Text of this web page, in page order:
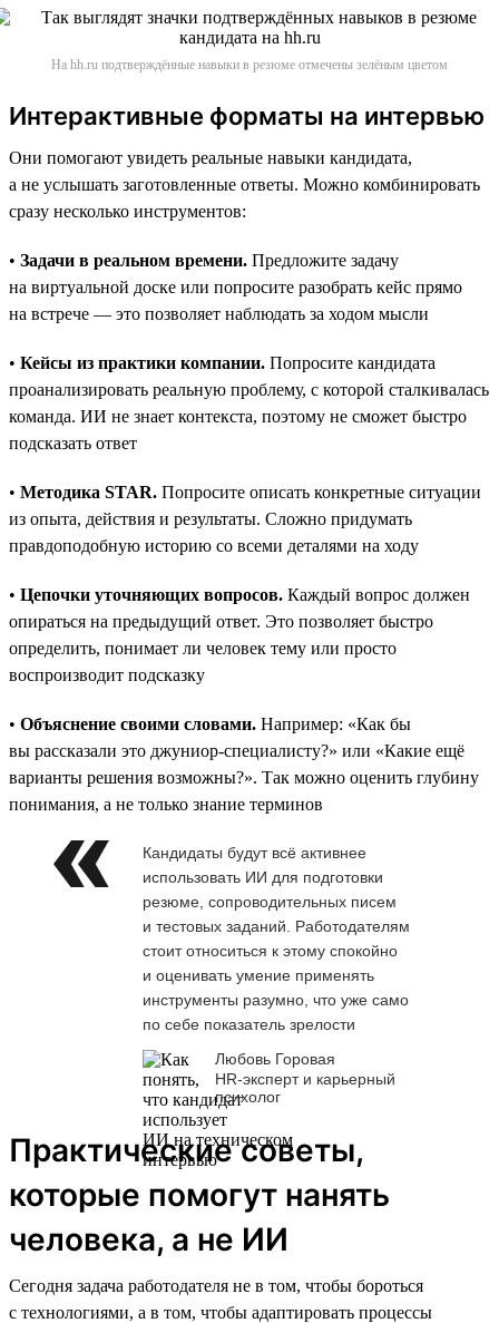
На hh.ru подтверждённые навыки в резюме отмечены зелёным цветом
Интерактивные форматы на интервью
Они помогают увидеть реальные навыки кандидата,
а не услышать заготовленные ответы. Можно комбинировать
сразу несколько инструментов:
• Задачи в реальном времени. Предложите задачу
на виртуальной доске или попросите разобрать кейс прямо
на встрече — это позволяет наблюдать за ходом мысли
• Кейсы из практики компании. Попросите кандидата
проанализировать реальную проблему, с которой сталкивалась
команда. ИИ не знает контекста, поэтому не сможет быстро
подсказать ответ
• Методика STAR. Попросите описать конкретные ситуации
из опыта, действия и результаты. Сложно придумать
правдоподобную историю со всеми деталями на ходу
• Цепочки уточняющих вопросов. Каждый вопрос должен
опираться на предыдущий ответ. Это позволяет быстро
определить, понимает ли человек тему или просто
воспроизводит подсказку
• Объяснение своими словами. Например: «Как бы
вы рассказали это джуниор-специалисту?» или «Какие ещё
варианты решения возможны?». Так можно оценить глубину
понимания, а не только знание терминов
Кандидаты будут всё активнее
использовать ИИ для подготовки
резюме, сопроводительных писем
и тестовых заданий. Работодателям
стоит относиться к этому спокойно
и оценивать умение применять
инструменты разумно, что уже само
по себе показатель зрелости
Любовь Горовая
HR-эксперт и карьерный
психолог
Практические советы,
которые помогут нанять
человека, а не ИИ
Сегодня задача работодателя не в том, чтобы бороться
с технологиями, а в том, чтобы адаптировать процессы